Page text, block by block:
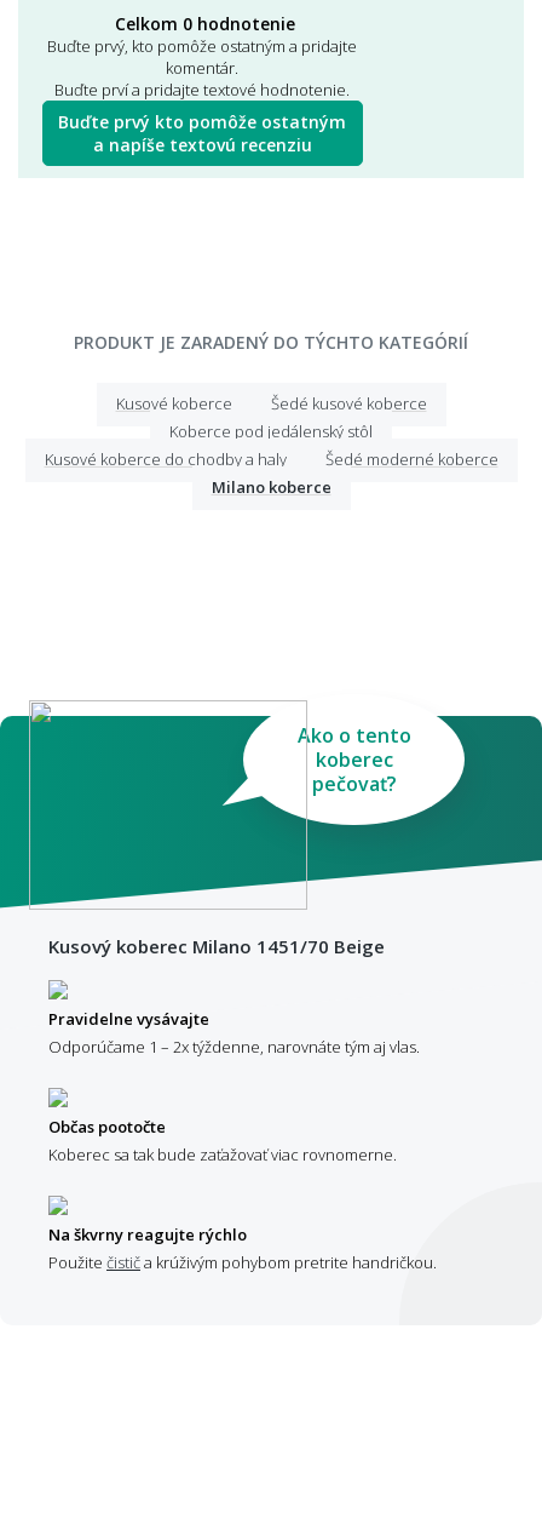
Celkom 0 hodnotenie
Buďte prvý, kto pomôže ostatným a pridajte
komentár.
Buďte prví a pridajte textové hodnotenie.
Buďte prvý kto pomôže ostatným
a napíše textovú recenziu
PRODUKT JE ZARADENÝ DO TÝCHTO KATEGÓRIÍ
Kusové koberce
Šedé kusové koberce
Koberce pod jedálenský stôl
Kusové koberce do chodby a haly
Šedé moderné koberce
Milano koberce
Ako o tento
koberec
pečovať?
Kusový koberec Milano 1451/70 Beige
Pravidelne vysávajte
Odporúčame 1 – 2x týždenne, narovnáte tým aj vlas.
Občas pootočte
Koberec sa tak bude zaťažovať viac rovnomerne.
Na škvrny reagujte rýchlo
Použite čističa krúživým pohybom pretrite handričkou.